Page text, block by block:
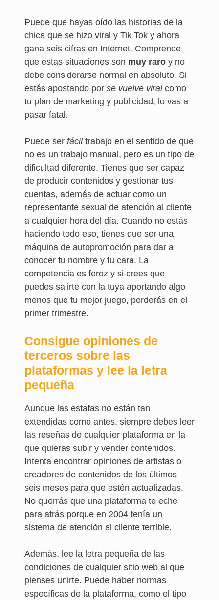
Puede que hayas oído las historias de la
chica que se hizo viral y Tik Tok y ahora
gana seis cifras en Internet. Comprende
que estas situaciones son muy raro y no
debe considerarse normal en absoluto. Si
estás apostando por se vuelve viralcomo
tu plan de marketing y publicidad, lo vas a
pasar fatal.
Puede ser fáciltrabajo en el sentido de que
no es un trabajo manual, pero es un tipo de
dificultad diferente. Tienes que ser capaz
de producir contenidos y gestionar tus
cuentas, además de actuar como un
representante sexual de atención al cliente
a cualquier hora del día. Cuando no estás
haciendo todo eso, tienes que ser una
máquina de autopromoción para dar a
conocer tu nombre y tu cara. La
competencia es feroz y si crees que
puedes salirte con la tuya aportando algo
menos que tu mejor juego, perderás en el
primer trimestre.
Consigue opiniones de
terceros sobre las
plataformas y lee la letra
pequeña
Aunque las estafas no están tan
extendidas como antes, siempre debes leer
las reseñas de cualquier plataforma en la
que quieras subir y vender contenidos.
Intenta encontrar opiniones de artistas o
creadores de contenidos de los últimos
seis meses para que estén actualizadas.
No querrás que una plataforma te eche
para atrás porque en 2004 tenía un
sistema de atención al cliente terrible.
Además, lee la letra pequeña de las
condiciones de cualquier sitio web al que
pienses unirte. Puede haber normas
específicas de la plataforma, como el tipo